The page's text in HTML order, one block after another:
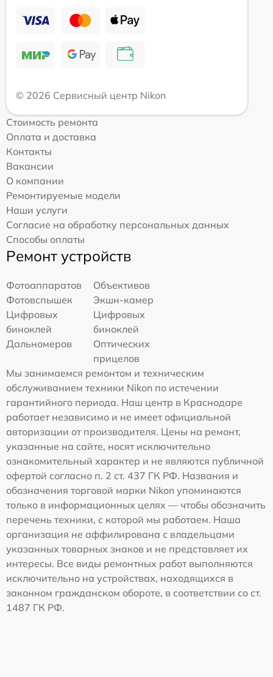
© 2026 Сервисный центр Nikon
Стоимость ремонта
Оплата и доставка
Контакты
Вакансии
О компании
Ремонтируемые модели
Наши услуги
Согласие на обработку персональных данных
Способы оплаты
Ремонт устройств
Фотоаппаратов
Объективов
Фотовспышек
Экшн-камер
Цифровых
биноклей
Цифровых
биноклей
Дальномеров
Оптических
прицелов
Мы занимаемся ремонтом и техническим
обслуживанием техники Nikon по истечении
гарантийного периода. Наш центр в Краснодаре
работает независимо и не имеет официальной
авторизации от производителя. Цены на ремонт,
указанные на сайте, носят исключительно
ознакомительный характер и не являются публичной
офертой согласно п. 2 ст. 437 ГК РФ. Названия и
обозначения торговой марки Nikon упоминаются
только в информационных целях — чтобы обозначить
перечень техники, с которой мы работаем. Наша
организация не аффилирована с владельцами
указанных товарных знаков и не представляет их
интересы. Все виды ремонтных работ выполняются
исключительно на устройствах, находящихся в
законном гражданском обороте, в соответствии со ст.
1487 ГК РФ.